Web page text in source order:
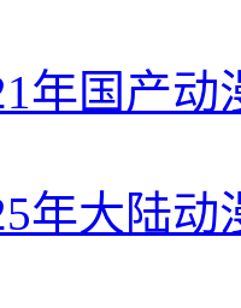
年国产动
年大陆动